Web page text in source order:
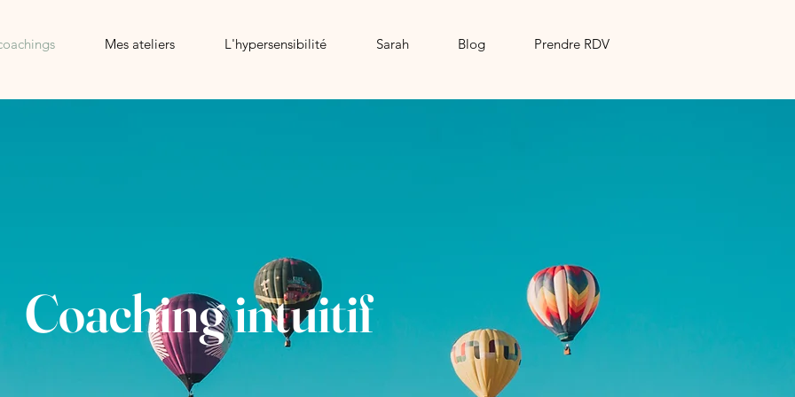
Mes ateliers L'hypersensibilité Sarah Blog Prendre RDV
Coaching intuitif